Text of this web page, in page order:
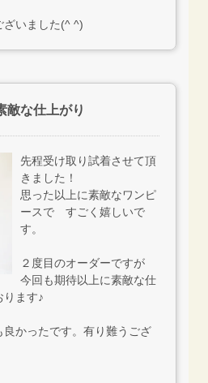
ざいました(^ ^)
敵な仕上がり
先程受け取り試着させて頂
きました！
思った以上に素敵なワンピ
ースで すごく嬉しいで
す。
２度目のオーダーですが
今回も期待以上に素敵な仕
ります♪
かったです。有り難うござ